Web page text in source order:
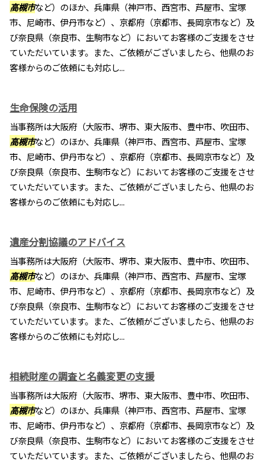
高槻市など）のほか、兵庫県（神戸市、西宮市、芦屋市、宝塚
市、尼崎市、伊丹市など）、京都府（京都市、長岡京市など）及
び奈良県（奈良市、生駒市など）においてお客様のご支援をさせ
ていただいています。また、ご依頼がございましたら、他県のお
客様からのご依頼にも対応し...
生命保険の活用
当事務所は大阪府（大阪市、堺市、東大阪市、豊中市、吹田市、
高槻市など）のほか、兵庫県（神戸市、西宮市、芦屋市、宝塚
市、尼崎市、伊丹市など）、京都府（京都市、長岡京市など）及
び奈良県（奈良市、生駒市など）においてお客様のご支援をさせ
ていただいています。また、ご依頼がございましたら、他県のお
客様からのご依頼にも対応し...
遺産分割協議のアドバイス
当事務所は大阪府（大阪市、堺市、東大阪市、豊中市、吹田市、
高槻市など）のほか、兵庫県（神戸市、西宮市、芦屋市、宝塚
市、尼崎市、伊丹市など）、京都府（京都市、長岡京市など）及
び奈良県（奈良市、生駒市など）においてお客様のご支援をさせ
ていただいています。また、ご依頼がございましたら、他県のお
客様からのご依頼にも対応し...
相続財産の調査と名義変更の支援
当事務所は大阪府（大阪市、堺市、東大阪市、豊中市、吹田市、
高槻市など）のほか、兵庫県（神戸市、西宮市、芦屋市、宝塚
市、尼崎市、伊丹市など）、京都府（京都市、長岡京市など）及
び奈良県（奈良市、生駒市など）においてお客様のご支援をさせ
ていただいています。また、ご依頼がございましたら、他県のお